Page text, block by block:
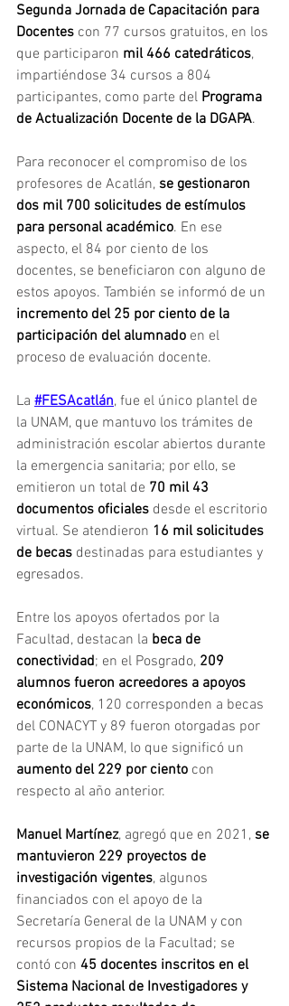
Segunda Jornada de Capacitación para
Docentes con 77 cursos gratuitos, en los
que participaron mil 466 catedráticos,
impartiéndose 34 cursos a 804
participantes, como parte del Programa
de Actualización Docente de la DGAPA.
Para reconocer el compromiso de los
profesores de Acatlán, se gestionaron
dos mil 700 solicitudes de estímulos
para personal académico. En ese
aspecto, el 84 por ciento de los
docentes, se beneficiaron con alguno de
estos apoyos. También se informó de un
incremento del 25 por ciento de la
participación del alumnado en el
proceso de evaluación docente.
La #FESAcatlán, fue el único plantel de
la UNAM, que mantuvo los trámites de
administración escolar abiertos durante
la emergencia sanitaria; por ello, se
emitieron un total de 70 mil 43
documentos oficiales desde el escritorio
virtual. Se atendieron 16 mil solicitudes
de becas destinadas para estudiantes y
egresados.
Entre los apoyos ofertados por la
Facultad, destacan la beca de
conectividad; en el Posgrado, 209
alumnos fueron acreedores a apoyos
económicos, 120 corresponden a becas
del CONACYT y 89 fueron otorgadas por
parte de la UNAM, lo que significó un
aumento del 229 por ciento con
respecto al año anterior.
Manuel Martínez, agregó que en 2021, se
mantuvieron 229 proyectos de
investigación vigentes, algunos
financiados con el apoyo de la
Secretaría General de la UNAM y con
recursos propios de la Facultad; se
contó con 45 docentes inscritos en el
Sistema Nacional de Investigadores y